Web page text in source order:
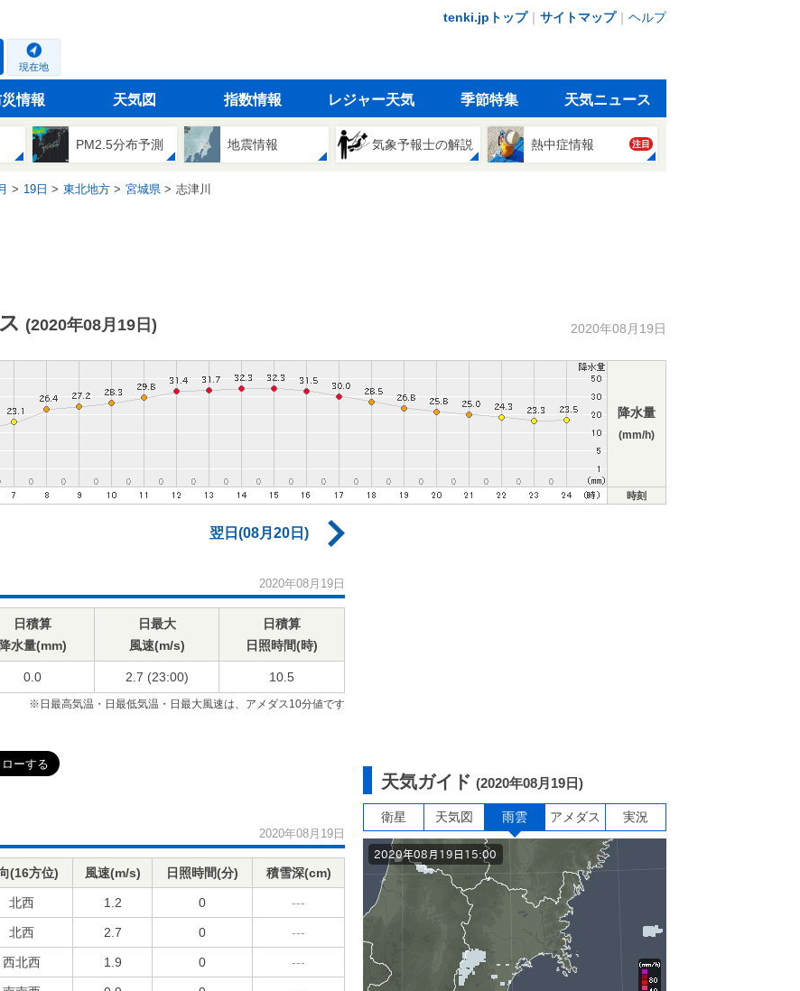
tenki.jpトップ｜ サイトマップ｜ ヘルプ
現在地
災情報 天気図 指数情報 レジャー天気 季節特集 天気ニュース
PM2.5分布予測 地震情報 気象予報士の解説 熱中症情報 注目
19日 東北地方 宮城県 志津川
(2020年08月19日) 2020年08月19日
降水量
(mm/h)
時刻
翌日(08月20日)
2020年08月19日
日積算
降水量(mm)
日最大
風速(m/s)
日積算
日照時間(時)
0.0 2.7 (23:00) 10.5
※日最高気温・日最低気温・日最大風速は、アメダス10分値です
2020年08月19日
(16方位) 風速(m/s) 日照時間(分) 積雪深(cm)
北西 1.2 0 ---
北西 2.7 0 ---
西北西 1.9 0 ---
天気ガイド (2020年08月19日)
衛星 天気図 雨雲 アメダス 実況